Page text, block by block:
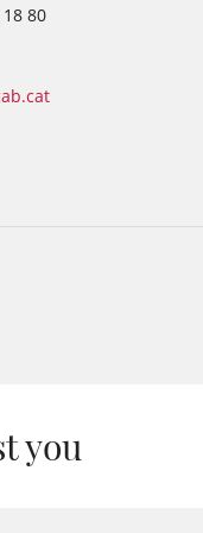
80
you